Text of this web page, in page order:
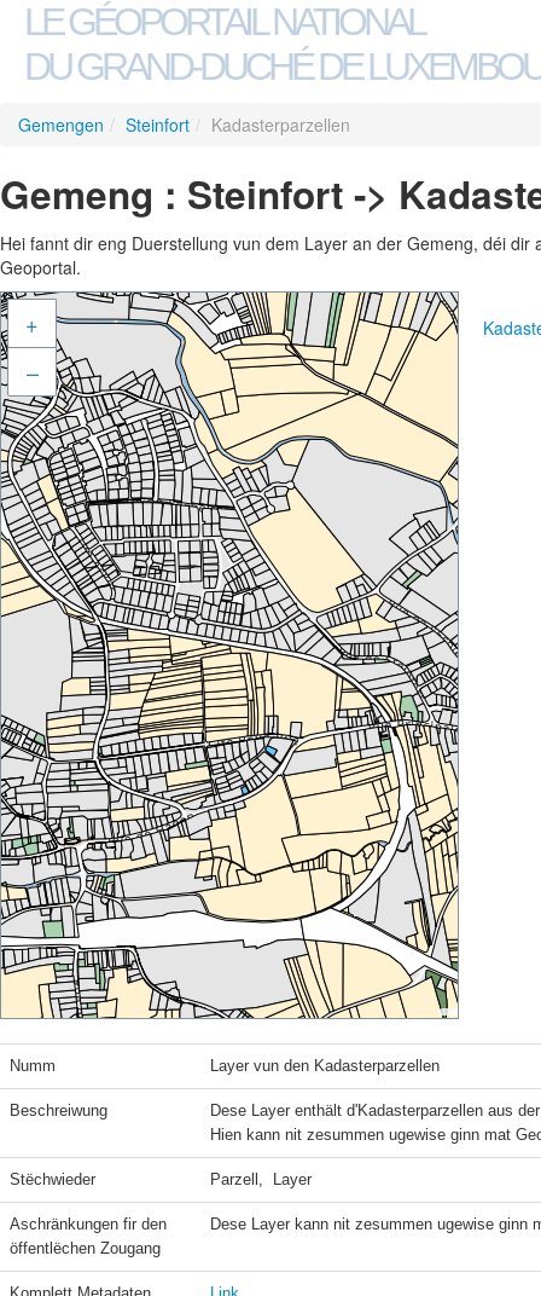
LE GÉOPORTAIL NATIONAL
DU GRAND-DUCHÉ DE
Gemengen / Steinfort / Kadasterparzellen
Gemeng : Steinfort ->
Hei fannt dir eng Duerstellung vun dem Layer an der Gemeng, déi
Geoportal.
+
–
Numm Layer vun den Kadasterparzellen
Beschreiwung
Dese Layer enthält d'Kadasterparzellen aus
Hien kann nit zesummen ugewise ginn mat
Stëchwieder Parzell,  Layer
Aschränkungen fir den
öffentlëchen Zougang
Dese Layer kann nit zesummen ugewise ginn